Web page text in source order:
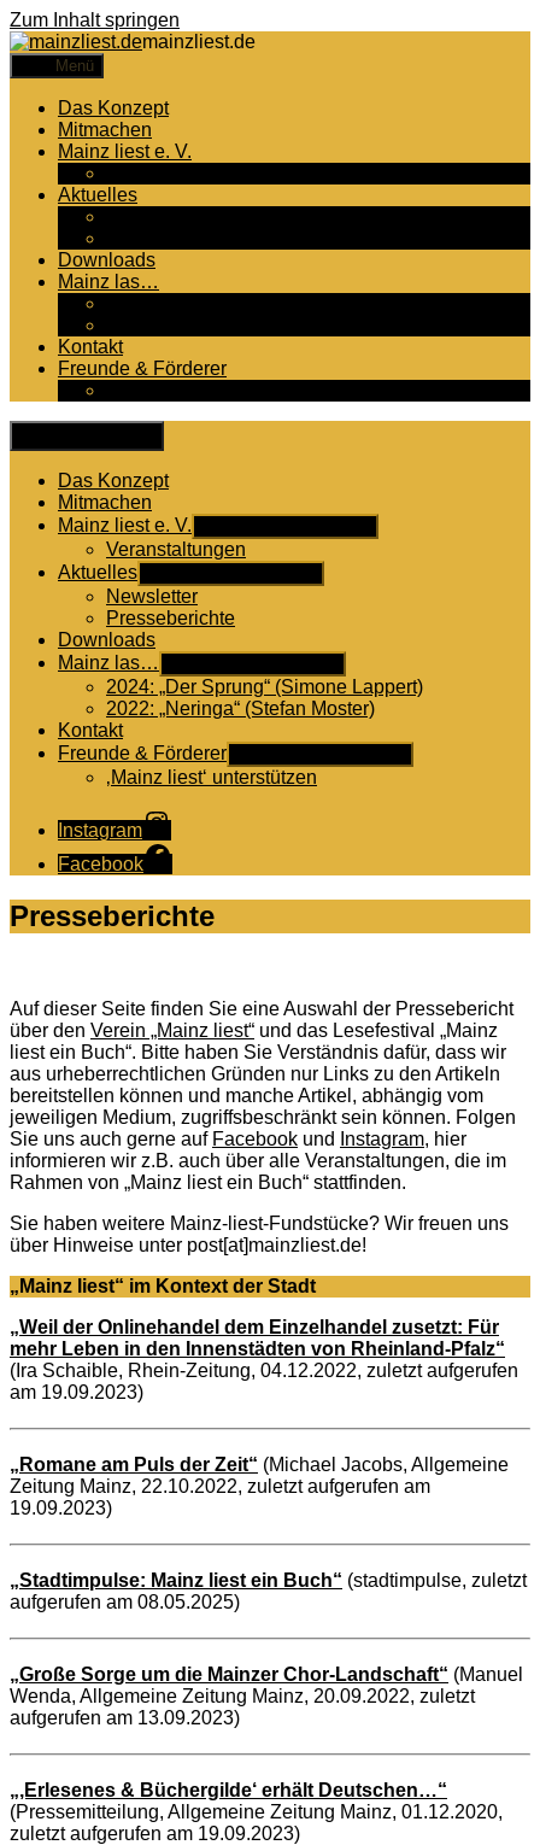
Zum Inhalt springen
mainzliest.de
Menü
Das Konzept
Mitmachen
Mainz liest e. V.
Aktuelles
Downloads
Mainz las…
Kontakt
Freunde & Förderer
Das Konzept
Mitmachen
Mainz liest e. V.
Veranstaltungen
Aktuelles
Newsletter
Presseberichte
Downloads
Mainz las…
2024: „Der Sprung“ (Simone Lappert)
2022: „Neringa“ (Stefan Moster)
Kontakt
Freunde & Förderer
‚Mainz liest‘ unterstützen
Instagram
Facebook
Presseberichte
Auf dieser Seite finden Sie eine Auswahl der Pressebericht
über den Verein „Mainz liest“ und das Lesefestival „Mainz
liest ein Buch“. Bitte haben Sie Verständnis dafür, dass wir
aus urheberrechtlichen Gründen nur Links zu den Artikeln
bereitstellen können und manche Artikel, abhängig vom
jeweiligen Medium, zugriffsbeschränkt sein können. Folgen
Sie uns auch gerne auf Facebook und Instagram, hier
informieren wir z.B. auch über alle Veranstaltungen, die im
Rahmen von „Mainz liest ein Buch“ stattfinden.
Sie haben weitere Mainz-liest-Fundstücke? Wir freuen uns
über Hinweise unter post[at]mainzliest.de!
„Mainz liest“ im Kontext der Stadt
„Weil der Onlinehandel dem Einzelhandel zusetzt: Für
mehr Leben in den Innenstädten von Rheinland-Pfalz“
(Ira Schaible, Rhein-Zeitung, 04.12.2022, zuletzt aufgerufen
am 19.09.2023)
„Romane am Puls der Zeit“ (Michael Jacobs, Allgemeine
Zeitung Mainz, 22.10.2022, zuletzt aufgerufen am
19.09.2023)
„Stadtimpulse: Mainz liest ein Buch“ (stadtimpulse, zuletzt
aufgerufen am 08.05.2025)
„Große Sorge um die Mainzer Chor-Landschaft“ (Manuel
Wenda, Allgemeine Zeitung Mainz, 20.09.2022, zuletzt
aufgerufen am 13.09.2023)
„‚Erlesenes & Büchergilde‘ erhält Deutschen…“
(Pressemitteilung, Allgemeine Zeitung Mainz, 01.12.2020,
zuletzt aufgerufen am 19.09.2023)